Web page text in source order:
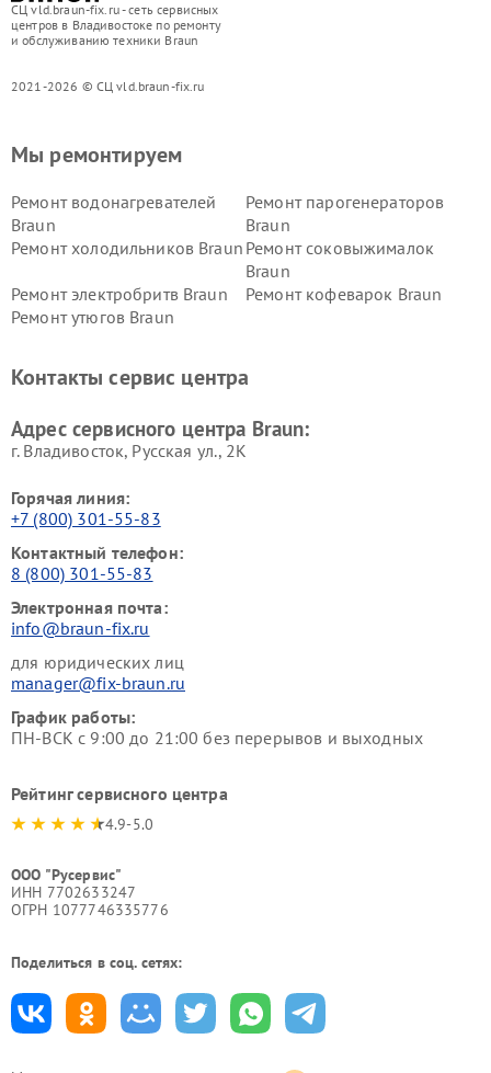
СЦ vld.braun-fix.ru - сеть сервисных
центров в Владивостоке по ремонту
и обслуживанию техники Braun
2021-2026 © СЦ vld.braun-fix.ru
Мы ремонтируем
Ремонт водонагревателей
Braun
Ремонт парогенераторов
Braun
Ремонт холодильников Braun Ремонт соковыжималок
Braun
Ремонт электробритв Braun
Ремонт кофеварок Braun
Ремонт утюгов Braun
Контакты сервис центра
Адрес сервисного центра Braun:
г. Владивосток, Русская ул., 2К
Горячая линия:
+7 (800) 301-55-83
Контактный телефон:
8 (800) 301-55-83
Электронная почта:
info@braun-fix.ru
для юридических лиц
manager@fix-braun.ru
График работы:
ПН-ВСК с 9:00 до 21:00 без перерывов и выходных
Рейтинг сервисного центра
4.9-5.0
ООО "Русервис"
ИНН 7702633247
ОГРН 1077746335776
Поделиться в соц. сетях: